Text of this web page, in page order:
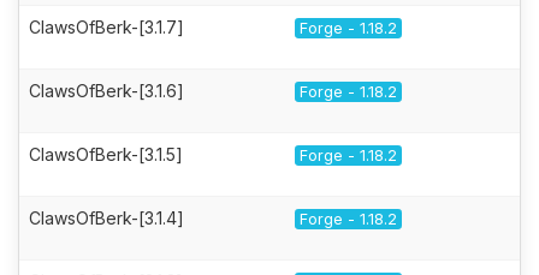
ClawsOfBerk-[3.1.7] Forge - 1.18.2
ClawsOfBerk-[3.1.6] Forge - 1.18.2
ClawsOfBerk-[3.1.5] Forge - 1.18.2
ClawsOfBerk-[3.1.4] Forge - 1.18.2